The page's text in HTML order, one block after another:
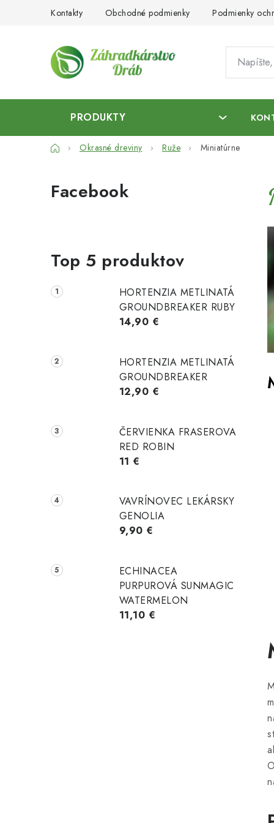
Kontakty Obchodné podmienky Podmienky
PRODUKTY
DomovOkrasné dreviny Ruže Miniatúrne
o
ý
p
e
Facebook
Top 5 produktov
HORTENZIA METLINATÁ
GROUNDBREAKER RUBY
14,90 €
HORTENZIA METLINATÁ
GROUNDBREAKER
12,90 €
ČERVIENKA FRASEROVA
RED ROBIN
11 €
VAVRÍNOVEC LEKÁRSKY
GENOLIA
9,90 €
ECHINACEA
PURPUROVÁ SUNMAGIC
WATERMELON
11,10 €